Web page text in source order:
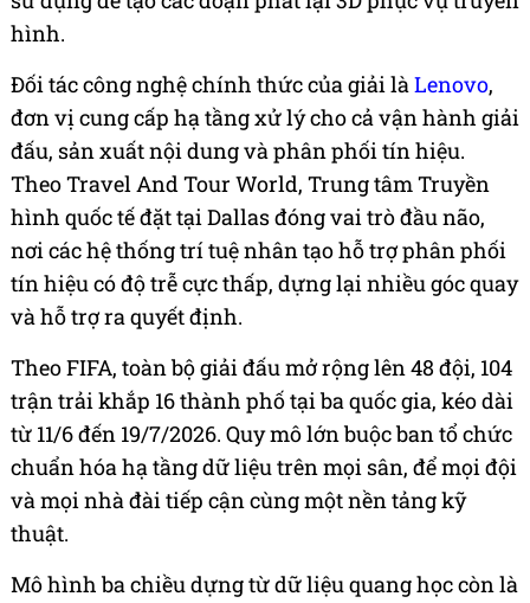
hình.
Đối tác công nghệ chính thức của giải làLenovo,
đơn vị cung cấp hạ tầng xử lý cho cả vận hành giải
đấu, sản xuất nội dung và phân phối tín hiệu.
Theo Travel And Tour World, Trung tâm Truyền
hình quốc tế đặt tại Dallas đóng vai trò đầu não,
nơi các hệ thống trí tuệ nhân tạo hỗ trợ phân phối
tín hiệu có độ trễ cực thấp, dựng lại nhiều góc quay
và hỗ trợ ra quyết định.
Theo FIFA, toàn bộ giải đấu mở rộng lên 48 đội, 104
trận trải khắp 16 thành phố tại ba quốc gia, kéo dài
từ 11/6 đến 19/7/2026. Quy mô lớn buộc ban tổ chức
chuẩn hóa hạ tầng dữ liệu trên mọi sân, để mọi đội
và mọi nhà đài tiếp cận cùng một nền tảng kỹ
thuật.
Mô hình ba chiều dựng từ dữ liệu quang học còn là